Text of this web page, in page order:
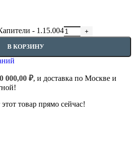
- 1.15.004
В КОРЗИНУ
000,00 ₽, и доставка по Москве и
товар прямо сейчас!